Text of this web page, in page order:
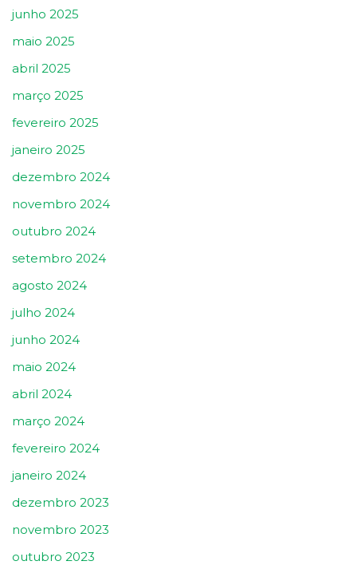
junho 2025
maio 2025
abril 2025
março 2025
fevereiro 2025
janeiro 2025
dezembro 2024
novembro 2024
outubro 2024
setembro 2024
agosto 2024
julho 2024
junho 2024
maio 2024
abril 2024
março 2024
fevereiro 2024
janeiro 2024
dezembro 2023
novembro 2023
outubro 2023